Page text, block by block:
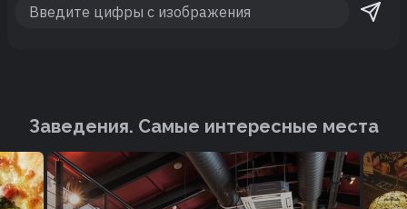
Заведения. Cамые интересные места